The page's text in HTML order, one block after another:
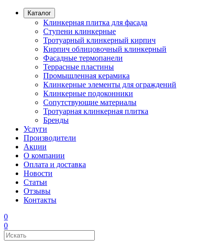
Каталог
Клинкерная плитка для фасада
Ступени клинкерные
Тротуарный клинкерный кирпич
Кирпич облицовочный клинкерный
Фасадные термопанели
Террасные пластины
Промышленная керамика
Клинкерные элементы для ограждений
Клинкерные подоконники
Сопутствующие материалы
Тротуарная клинкерная плитка
Бренды
Услуги
Производители
Акции
О компании
Оплата и доставка
Новости
Статьи
Отзывы
Контакты
0
0